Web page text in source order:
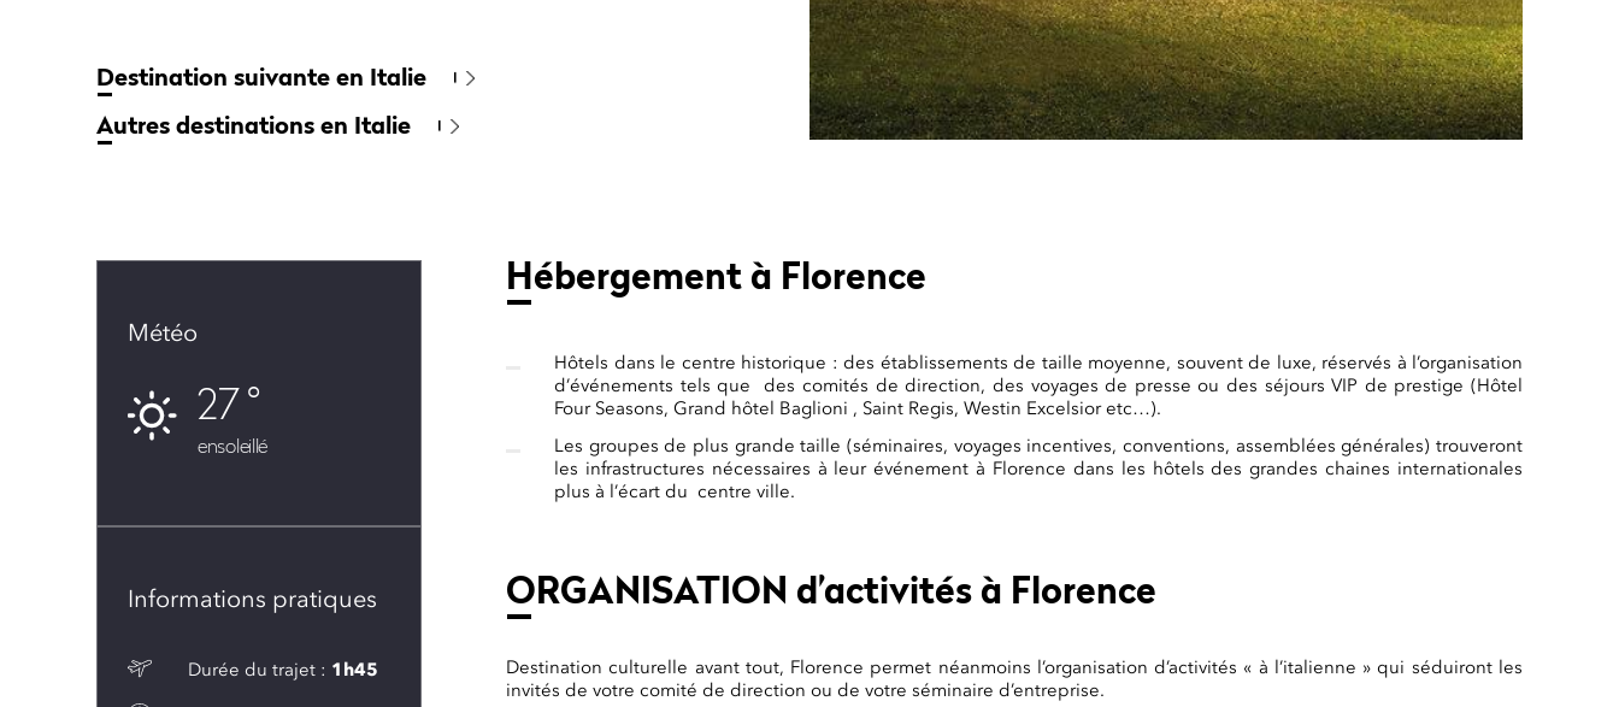
Destination suivante en Italie
Autres destinations en Italie
Météo
27
ensoleillé
Informations pratiques
Durée du trajet : 1h45
Hébergement à Florence
Hôtels dans le centre historique : des établissements de taille moyenne, souvent de luxe, réservés à l’organisation
d’événements tels que des comités de direction, des voyages de presse ou des séjours VIP de prestige (Hôtel
Four Seasons, Grand hôtel Baglioni , Saint Regis, Westin Excelsior etc…).
Les groupes de plus grande taille (séminaires, voyages incentives, conventions, assemblées générales) trouveront
les infrastructures nécessaires à leur événement à Florence dans les hôtels des grandes chaines internationales
plus à l’écart du centre ville.
ORGANISATION d’activités à Florence
Destination culturelle avant tout, Florence permet néanmoins l’organisation d’activités « à l’italienne » qui séduiront les
invités de votre comité de direction ou de votre séminaire d’entreprise.